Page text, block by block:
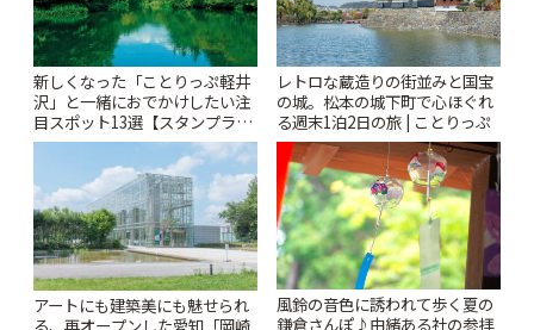
新しくなった「ことりっぷ軽井
沢」と一緒におでかけしたい注
目スポット13選【スタンプラリ
ー開催中】 | ことりっぷ
レトロな蔵造りの街並みと国宝
の城。松本の城下町で心ほぐれ
る週末1泊2日の旅 | ことりっぷ
アートにも建築美にも魅せられ
風鈴の音色に誘われて歩く夏の
鎌倉さんぽ♪由緒ある社の参拝